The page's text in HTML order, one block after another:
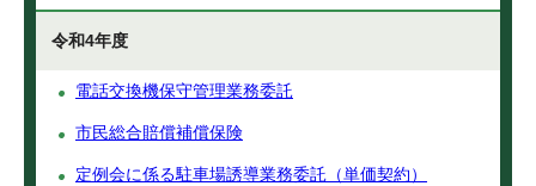
令和4年度
電話交換機保守管理業務委託
市民総合賠償補償保険
定例会に係る駐車場誘導業務委託（単価契約）